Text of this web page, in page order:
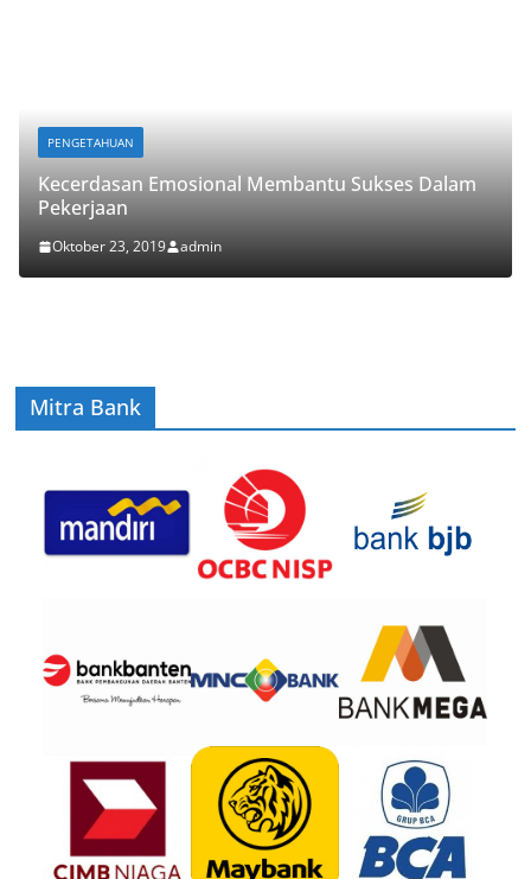
PENGETAHUAN
Kecerdasan Emosional Membantu Sukses Dalam
Pekerjaan
Oktober 23, 2019 admin
Mitra Bank